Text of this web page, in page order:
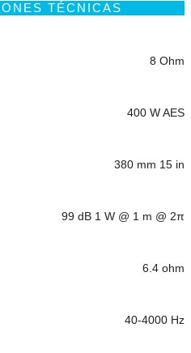
TÉCNICAS
8 Ohm
400 W AES
380 mm 15 in
99 dB 1 W @ 1 m @ 2π
6.4 ohm
40-4000 Hz